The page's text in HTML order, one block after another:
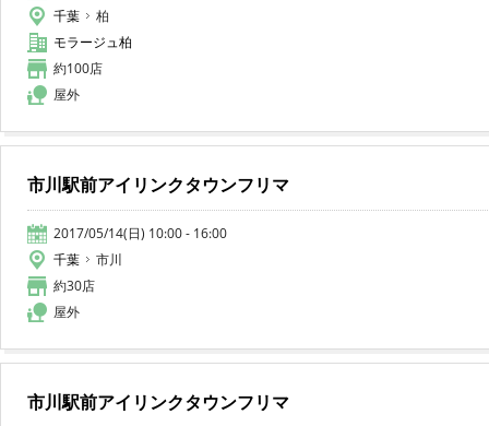
千葉
柏
モラージュ柏
約100店
屋外
市川駅前アイリンクタウンフリマ
2017/05/14(日) 10:00 - 16:00
千葉
市川
約30店
屋外
市川駅前アイリンクタウンフリマ